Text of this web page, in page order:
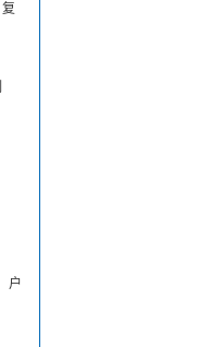
复
户